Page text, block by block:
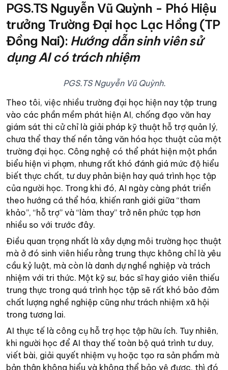
PGS.TS Nguyễn Vũ Quỳnh - Phó Hiệu
trưởng Trường Đại học Lạc Hồng (TP
Đồng Nai): Hướng dẫn sinh viên sử
dụng AI có trách nhiệm
PGS.TS Nguyễn Vũ Quỳnh.
Theo tôi, việc nhiều trường đại học hiện nay tập trung
vào các phần mềm phát hiện AI, chống đạo văn hay
giám sát thi cử chỉ là giải pháp kỹ thuật hỗ trợ quản lý,
chưa thể thay thế nền tảng văn hóa học thuật của một
trường đại học. Công nghệ có thể phát hiện một phần
biểu hiện vi phạm, nhưng rất khó đánh giá mức độ hiểu
biết thực chất, tư duy phản biện hay quá trình học tập
của người học. Trong khi đó, AI ngày càng phát triển
theo hướng cá thể hóa, khiến ranh giới giữa “tham
khảo”, “hỗ trợ” và “làm thay” trở nên phức tạp hơn
nhiều so với trước đây.
Điều quan trọng nhất là xây dựng môi trường học thuật
mà ở đó sinh viên hiểu rằng trung thực không chỉ là yêu
cầu kỷ luật, mà còn là danh dự nghề nghiệp và trách
nhiệm với tri thức. Một kỹ sư, bác sĩ hay giáo viên thiếu
trung thực trong quá trình học tập sẽ rất khó bảo đảm
chất lượng nghề nghiệp cũng như trách nhiệm xã hội
trong tương lai.
AI thực tế là công cụ hỗ trợ học tập hữu ích. Tuy nhiên,
khi người học để AI thay thế toàn bộ quá trình tư duy,
viết bài, giải quyết nhiệm vụ hoặc tạo ra sản phẩm mà
bản thân không hiểu và không thể bảo vệ được, thì đó